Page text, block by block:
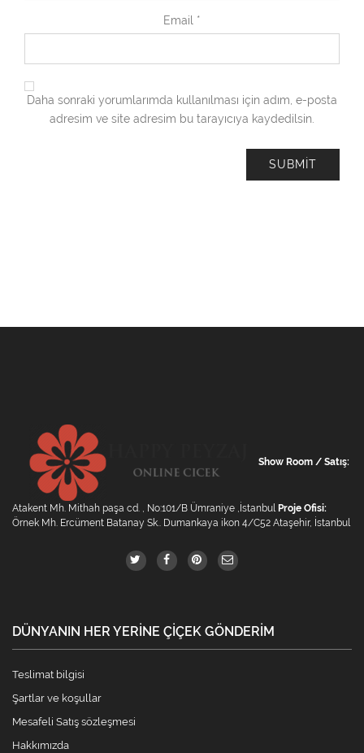
Email *
Daha sonraki yorumlarımda kullanılması için adım, e-posta
adresim ve site adresim bu tarayıcıya kaydedilsin.
Show Room / Satış:
Atakent Mh. Mithah paşa cd. , No:101/B Ümraniye ,İstanbul Proje Ofisi:
Örnek Mh. Ercüment Batanay Sk.. Dumankaya ikon 4/C52 Ataşehir, İstanbul
DÜNYANIN HER YERINE ÇIÇEK GÖNDERIM
Teslimat bilgisi
Şartlar ve koşullar
Mesafeli Satış sözleşmesi
Hakkımızda